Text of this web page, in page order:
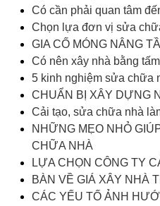
Có cần phải quan tâm
Chọn lựa đơn vị sửa
GIA CỐ MÓNG NÂNG
Có nên xây nhà bằng
5 kinh nghiệm sửa chữa
CHUẨN BỊ XÂY DỰNG
Cải tạo, sửa chữa nhà
NHỮNG MẸO NHỎ
CHỮA NHÀ
LỰA CHỌN CÔNG TY
BÀN VỀ GIÁ XÂY NHÀ
CÁC YẾU TỐ ẢNH